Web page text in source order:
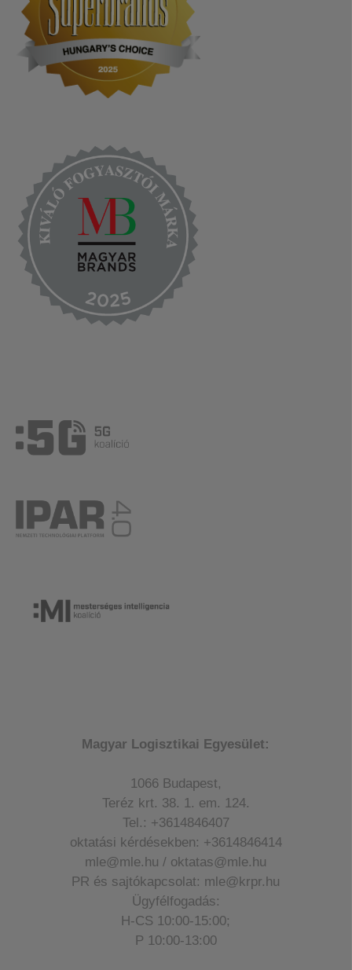
Magyar Logisztikai Egyesület:
1066 Budapest,
Teréz krt. 38. 1. em. 124.
Tel.: +3614846407
oktatási kérdésekben: +3614846414
mle@mle.hu / oktatas@mle.hu
PR és sajtókapcsolat: mle@krpr.hu
Ügyfélfogadás:
H-CS 10:00-15:00;
P 10:00-13:00